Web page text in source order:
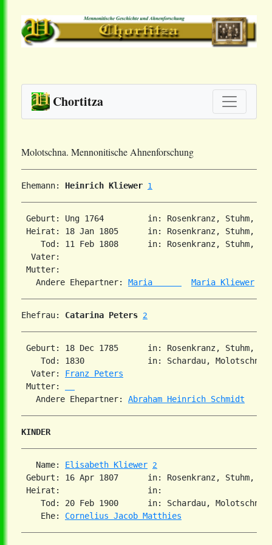
Chortitza
Molotschna. Mennonitische Ahnenforschung
Ehemann: Heinrich Kliewer 1
Geburt: Ung 1764         in: Rosenkranz, Stuhm,
Heirat: 18 Jan 1805      in: Rosenkranz, Stuhm,
Tod: 11 Feb 1808      in: Rosenkranz, Stuhm,
  Vater:
Mutter:
   Andere Ehepartner:
Maria Maria Kliewer
Ehefrau: Catarina Peters 2
Geburt: 18 Dec 1785      in: Rosenkranz, Stuhm,
Tod: 1830             in: Schardau,
  Vater:
Franz Peters
Mutter:
   Andere Ehepartner:
Abraham Heinrich Schmidt
KINDER
   Name:
Elisabeth Kliewer 2
Geburt: 16 Apr 1807      in: Rosenkranz, Stuhm,
Heirat:                  in:
Tod: 20 Feb 1900      in: Schardau,
    Ehe:
Cornelius Jacob Matthies